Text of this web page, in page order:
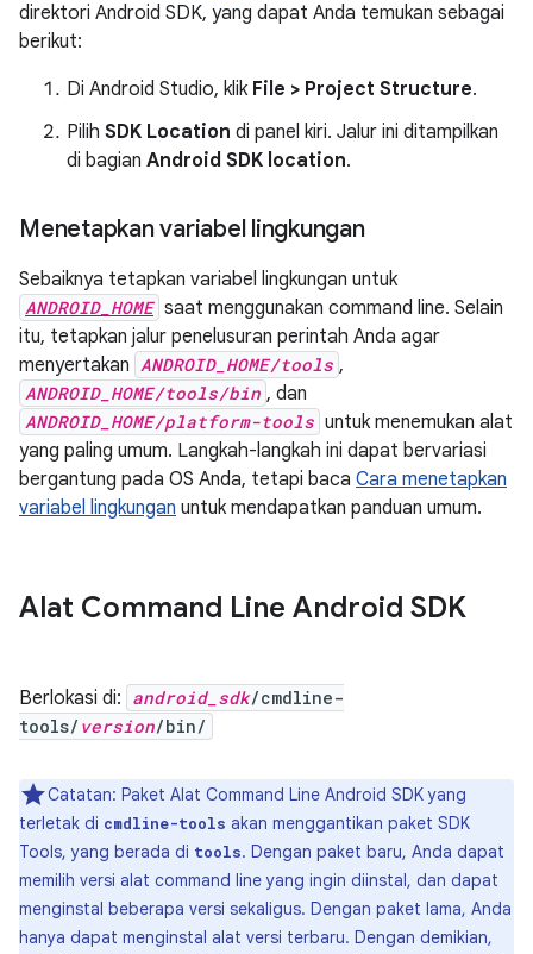
direktori Android SDK, yang dapat Anda temukan sebagai
berikut:
Di Android Studio, klik File > Project Structure.
Pilih SDK Location di panel kiri. Jalur ini ditampilkan
di bagian Android SDK location.
Menetapkan variabel lingkungan
Sebaiknya tetapkan variabel lingkungan untuk
ANDROID_HOME saat menggunakan command line. Selain
itu, tetapkan jalur penelusuran perintah Anda agar
menyertakan ANDROID_HOME/tools ,
ANDROID_HOME/tools/bin , dan
ANDROID_HOME/platform-tools untuk menemukan alat
yang paling umum. Langkah-langkah ini dapat bervariasi
bergantung pada OS Anda, tetapi baca Cara menetapkan
variabel lingkungan untuk mendapatkan panduan umum.
Alat Command Line Android SDK
Berlokasi di: android_sdk/cmdline-
tools/ version/bin/
Catatan: Paket Alat Command Line Android SDK yang
terletak di cmdline-tools akan menggantikan paket SDK
Tools, yang berada di tools. Dengan paket baru, Anda dapat
memilih versi alat command line yang ingin diinstal, dan dapat
menginstal beberapa versi sekaligus. Dengan paket lama, Anda
hanya dapat menginstal alat versi terbaru. Dengan demikian,